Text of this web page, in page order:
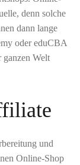
denn solche
dann lange
oder eduCBA
ganzen Welt
und
Online-Shop